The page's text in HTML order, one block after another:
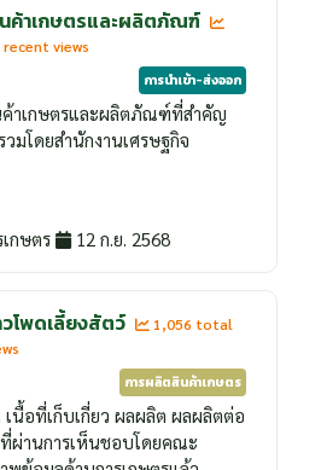
ค้าเกษตรและผลิตภัณฑ์
recent views
การนำเข้า-ส่งออก
าเกษตรและผลิตภัณฑ์ที่สำคัญ
มโดยสำนักงานเศรษฐกิจ
กษตร 12 ก.ย. 2568
โพดเลี้ยงสัตว์
1,056 total
การผลิตสินค้าเกษตร
นื้อที่เก็บเกี่ยว ผลผลิต ผลผลิตต่อ
ที่ผ่านการเห็นชอบโดยคณะ